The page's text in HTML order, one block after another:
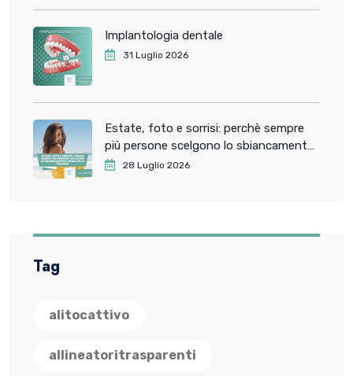
Implantologia dentale
31 Luglio 2026
Estate, foto e sorrisi: perchè sempre
più persone scelgono lo sbiancamento
dentale prima delle vacanze
28 Luglio 2026
Tag
alitocattivo
allineatoritrasparenti